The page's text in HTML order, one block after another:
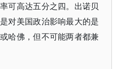
可高达五分之四。出诺贝
对美国政治影响最大的是
哈佛，但不可能两者都兼